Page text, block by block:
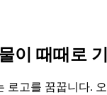
이 때때로
로고를 꿈꿉니다.